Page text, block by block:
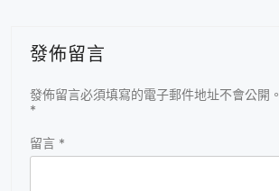
發佈留言
發佈留言必須填寫的電子郵件地址不會公開。
*
留言 *